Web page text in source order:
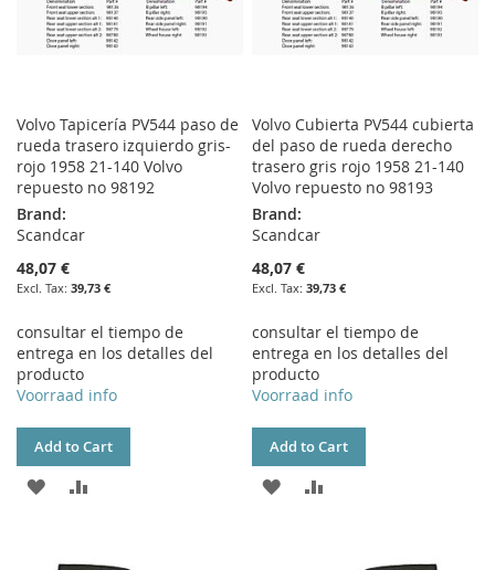
Volvo Tapicería PV544 paso de
rueda trasero izquierdo gris-
rojo 1958 21-140 Volvo
repuesto no 98192
Brand:
Scandcar
48,07 €
39,73 €
consultar el tiempo de
entrega en los detalles del
producto
Voorraad info
Add to Cart
ADD
WISHCOMPARE
Volvo Cubierta PV544 cubierta
del paso de rueda derecho
trasero gris rojo 1958 21-140
Volvo repuesto no 98193
Brand:
Scandcar
48,07 €
39,73 €
consultar el tiempo de
entrega en los detalles del
producto
Voorraad info
Add to Cart
ADD
COMPARE